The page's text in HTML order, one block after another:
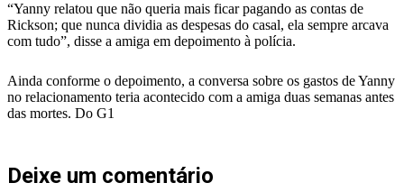
“Yanny relatou que não queria mais ficar pagando as contas de
Rickson; que nunca dividia as despesas do casal, ela sempre arcava
com tudo”, disse a amiga em depoimento à polícia.
Ainda conforme o depoimento, a conversa sobre os gastos de Yanny
no relacionamento teria acontecido com a amiga duas semanas antes
das mortes. Do G1
Deixe um comentário